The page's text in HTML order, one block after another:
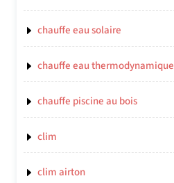
chauffe eau solaire
chauffe eau thermodynamique
chauffe piscine au bois
clim
clim airton